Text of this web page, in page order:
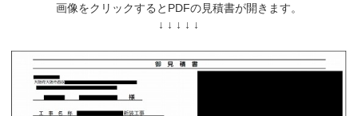
画像をクリックするとPDFの見積書が開きます。
↓ ↓ ↓ ↓ ↓